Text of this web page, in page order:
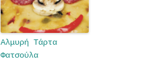
Αλμυρή Τάρτα
Φατσούλα